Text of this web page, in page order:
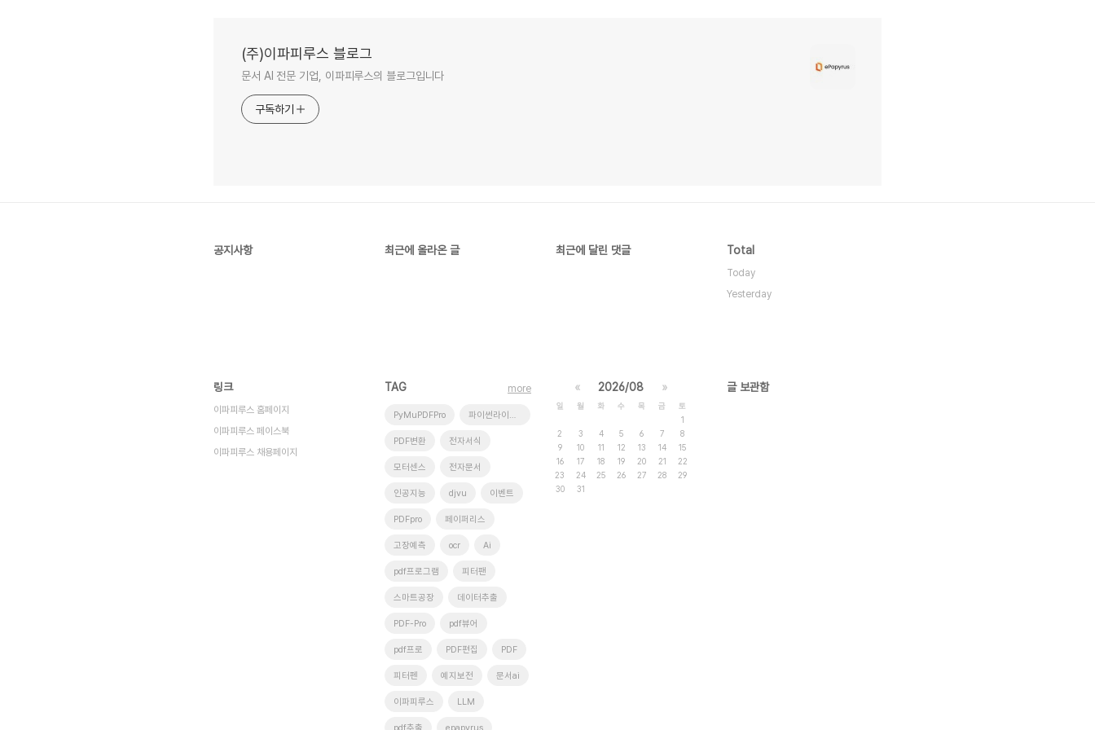
(주)이파피루스 블로그
문서 AI 전문 기업, 이파피루스의 블로그입니다
구독하기
공지사항 최근에 올라온 글 최근에 달린 댓글 Total
Today
Yesterday
링크
이파피루스 홈페이지
이파피루스 페이스북
이파피루스 채용페이지
TAG
PyMuPDFPro 파이썬라이브러리
PDF변환 전자서식
모터센스 전자문서
인공지능 djvu 이벤트
PDFpro 페이퍼리스
고장예측 ocr Ai
pdf프로그램 피터팬
스마트공장 데이터추출
PDF-Pro pdf뷰어
pdf프로 PDF편집 PDF
피터펜 예지보전 문서ai
이파피루스 LLM
more « 2026/08 »
일 월 화 수 목 금
토
1
2
3 4 5 6 7
8
9
10 11 12 13 14
15
16
17 18 19 20 21
22
23
24 25 26 27 28
29
30
31
글 보관함